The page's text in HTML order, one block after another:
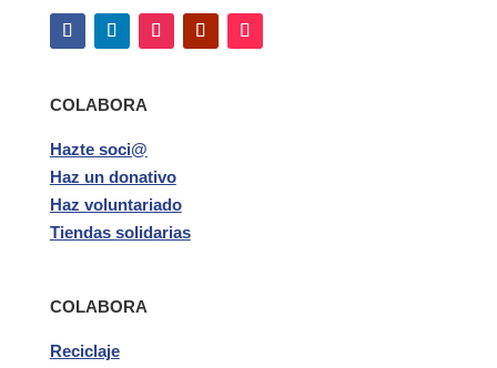
COLABORA
Hazte soci@
Haz un donativo
Haz voluntariado
Tiendas solidarias
COLABORA
Reciclaje